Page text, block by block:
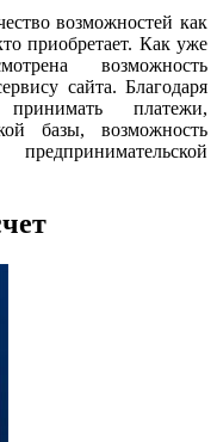
возможностей как
приобретает. Как уже
возможность
сайта. Благодаря
платежи,
базы, возможность